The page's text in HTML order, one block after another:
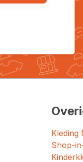
Kleding
Shop-